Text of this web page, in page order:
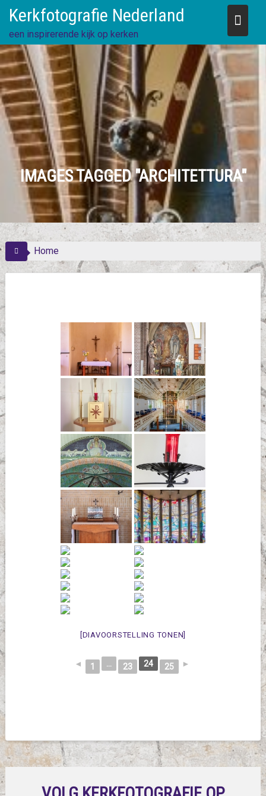
content
Kerkfotografie Nederland
een inspirerende kijk op kerken
IMAGES TAGGED "ARCHITETTURA"
Home
[DIAVOORSTELLING TONEN]
◄ 1 ... 23 24 25 ►